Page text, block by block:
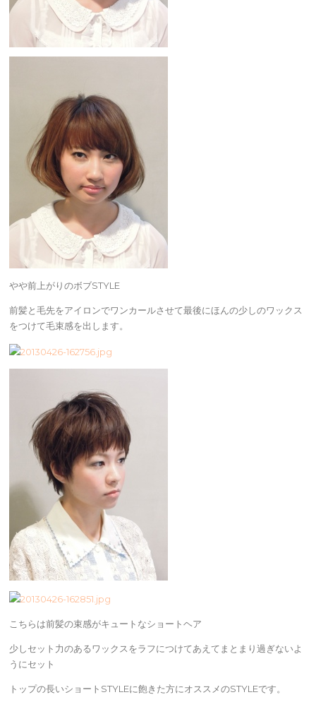
やや前上がりのボブSTYLE
前髪と毛先をアイロンでワンカールさせて最後にほんの少しのワックス
をつけて毛束感を出します。
こちらは前髪の束感がキュートなショートヘア
少しセット力のあるワックスをラフにつけてあえてまとまり過ぎないよ
うにセット
トップの長いショートSTYLEに飽きた方にオススメのSTYLEです。